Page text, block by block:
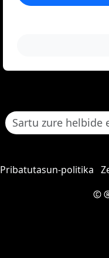
Pribatutasun-politika